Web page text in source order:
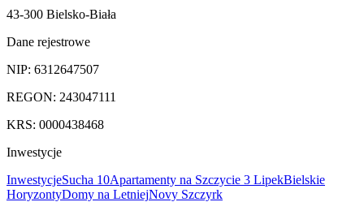
43-300 Bielsko-Biała
Dane rejestrowe
NIP: 6312647507
REGON: 243047111
KRS: 0000438468
Inwestycje
InwestycjeSucha 10Apartamenty na Szczycie 3 LipekBielskie
HoryzontyDomy na LetniejNovy Szczyrk